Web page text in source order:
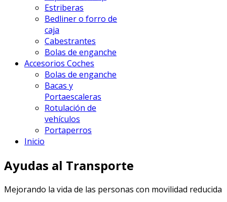
Estriberas
Bedliner o forro de
caja
Cabestrantes
Bolas de enganche
Accesorios Coches
Bolas de enganche
Bacas y
Portaescaleras
Rotulación de
vehículos
Portaperros
Inicio
Ayudas al Transporte
Mejorando la vida de las personas con movilidad reducida